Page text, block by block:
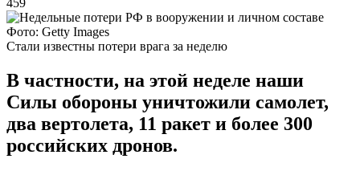
Фото: Getty Images
Стали известны потери врага за неделю
В частности, на этой неделе наши
Силы обороны уничтожили самолет,
два вертолета, 11 ракет и более 300
российских дронов.